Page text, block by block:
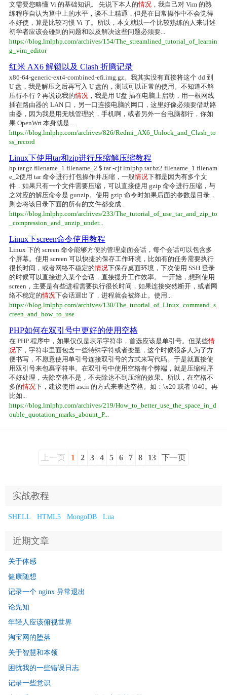
文需要您略懂 Vi 的基础知识。 先说下本人的情况 ，我自己对 Vim 的熟
练程序自认为算中上的水平，谈不上精通，但是在日常操作中不会觉得
不好使，算是比较习惯 Vi 了。所以，本文就以一个比较熟练的人来讲述
初学者应该会碰到的问题和以及解决这些问题必须要...
https://blog.lmlphp.com/archives/154/The_streamlined_tutorial_of_learnin
g_vim_editor
红米 AX6 解锁以及 Clash 折腾记录
x86-64-generic-ext4-combined-efi.img.gz。我其实没有直接将这个 dd 到
U 盘，我是解压之后再写入 U 盘的，测试可以正常的使用。不知道不解
压行不行？再说说我的情况 ，我是用 U盘 插在电脑上启动，用一根网线
插在路由器的 LAN 口，另一口连接电脑的网口，这里好像必须要借助路
由器，因为我是用无线管理的，手机啊，或者另外一台电脑都行，你如
果 OpenWrt 本身就是...
https://blog.lmlphp.com/archives/826/Redmi_AX6_Unlock_and_Clash_to
ss_record
Linux下使用tar和zip进行压缩解压缩教程
hp.tar.gz filename_1 filename_2 $ tar -cjf lmlphp.tar.bz2 filename_1 filenam
e_2使用 tar 命令进行打包操作并压缩，一般情况下都是因为有多个文
件，如果只有一个文件需要压缩，可以直接使用 gzip 命令进行压缩，与
之对应的解压命令是 gunzip。使用 gzip 命令时如果后面的参数是目录，
则会将该目录下面的所有的文件都变成...
https://blog.lmlphp.com/archives/233/The_tutorial_of_use_tar_and_zip_to
_compression_and_unzip_under...
Linux下screen命令使用教程
Linux 下的 screen 命令能够方便的管理桌面会话，每个会话可以包含多
个屏幕。使用 screen 可以快捷的保存工作环境，比如有的任务需要执行
很长时间，或者网络不稳定的情况下保存桌面环境，下次使用 SSH 登录
的时候可以直接进入某个会话，直接提升工作效率。 一开始，想到使用
screen，主要是有些进程需要执行很长时间，如果连接突然断开，或者网
络不稳定的情况下会话退出了，进程就会被终止。使用...
https://blog.lmlphp.com/archives/130/The_tutorial_of_Linux_command_s
creen_and_how_to_use
PHP如何在双引号中更好的使用空格
在 PHP 程序中，如果仅仅是表示字符串，首选应该是单引号。但某些情
况下，字符串里面包含一些特殊字符或者变量，这个时候很多人为了方
便书写，不愿意使用单引号连接双引号的方式来写代码。于是就直接使
用双引号来包裹字符串。在双引号中使用空格有个弊端，就是压缩程序
不好处理，去除空格不是，不去除达不到压缩的效果。所以，在空格不
多的情况下，建议使用 ascii 的方式来表达空格。如：\x20 或者 \040。再
比如...
https://blog.lmlphp.com/archives/219/How_to_better_use_the_space_in_d
ouble_quotation_marks_abount_P...
上一页 1 2 3 4 5 6 7 8 13 下一页
实战教程
SHELL HTML5 MongoDB Lua
近期文章
关于体感
健康随想
记录一个 nginx 异常退出
论先知
年轻人应该俯视世界
淘宝网的堕落
关于智慧和本领
困扰我的一些错误日志
记录一些意识